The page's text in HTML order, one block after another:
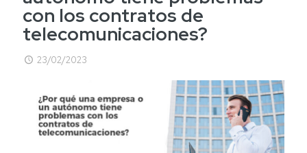
con los contratos de
telecomunicaciones?
23/02/2023